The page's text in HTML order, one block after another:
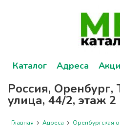
Каталог Адреса
Россия, Оренбург,
улица, 44/2, этаж 2
Главная Адреса Оренбургская